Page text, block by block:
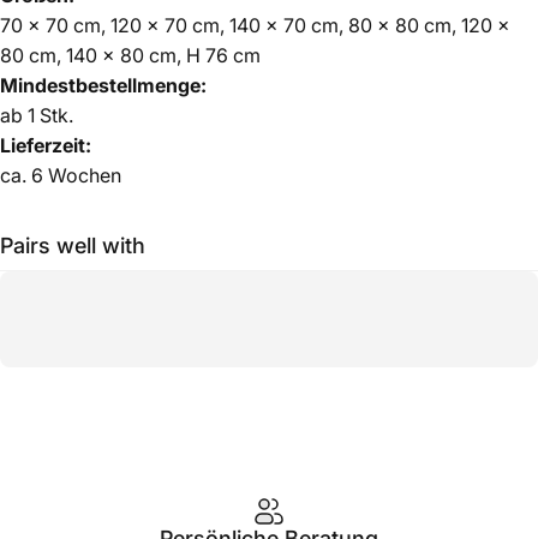
70 x 70 cm, 120 x 70 cm, 140 x 70 cm, 80 x 80 cm, 120 x
80 cm, 140 x 80 cm, H 76 cm
Mindestbestellmenge:
ab 1 Stk.
Lieferzeit:
ca. 6 Wochen
Pairs well with